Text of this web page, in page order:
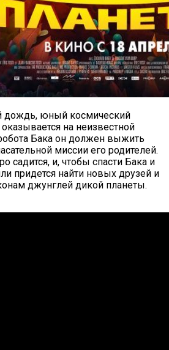
дождь, юный космический
на неизвестной
Бака он должен выжить
миссии его родителей.
садится, и, чтобы спасти Бака и
придется найти новых друзей и
джунглей дикой планеты.